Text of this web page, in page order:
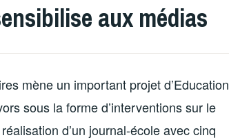
aux médias
mène un important projet d’Education
sous la forme d’interventions sur le
d’un journal-école avec cinq